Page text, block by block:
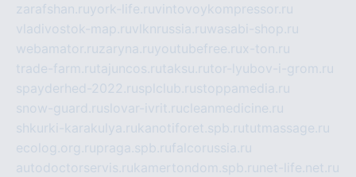
zarafshan.ruyork-life.ruvintovoykompressor.ru
vladivostok-map.ruvlknrussia.ruwasabi-shop.ru
webamator.ruzaryna.ruyoutubefree.rux-ton.ru
trade-farm.rutajuncos.rutaksu.rutor-lyubov-i-grom.ru
spayderhed-2022.rusplclub.rustoppamedia.ru
snow-guard.ruslovar-ivrit.rucleanmedicine.ru
shkurki-karakulya.rukanotiforet.spb.rututmassage.ru
ecolog.org.rupraga.spb.rufalcorussia.ru
autodoctorservis.rukamertondom.spb.ru net-life.net.ru